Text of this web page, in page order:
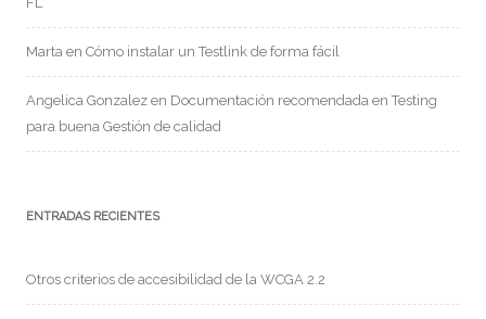
Marta en Cómo instalar un Testlink de forma fácil
Angelica Gonzalez en Documentación recomendada en Testing
para buena Gestión de calidad
ENTRADAS RECIENTES
Otros criterios de accesibilidad de la WCGA 2.2